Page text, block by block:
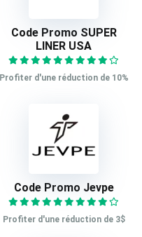
Code Promo SUPER
LINER USA
Profiter d'une réduction de 10%
Code Promo Jevpe
Profiter d'une réduction de 3$